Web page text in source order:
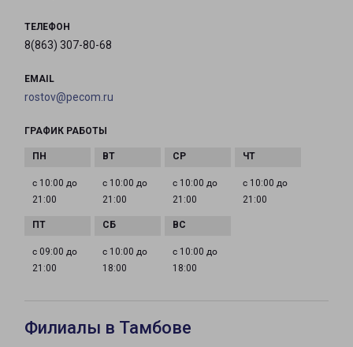
ТЕЛЕФОН
8(863) 307-80-68
EMAIL
rostov@pecom.ru
ГРАФИК РАБОТЫ
с 10:00 до
21:00
с 10:00 до
21:00
с 10:00 до
21:00
с 10:00 до
21:00
с 09:00 до
21:00
с 10:00 до
18:00
с 10:00 до
18:00
Филиалы в Тамбове